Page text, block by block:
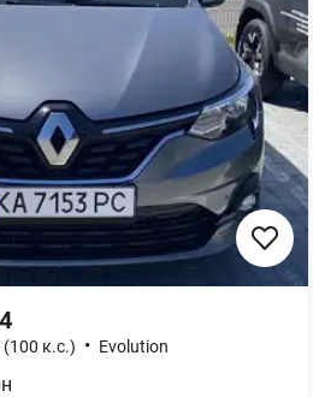
(100 к.с.) • Evolution